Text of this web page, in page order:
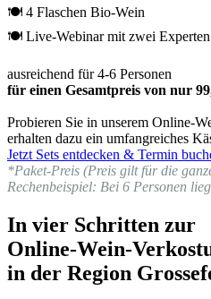
🍽 4 Flaschen Bio-Wein
🍽 Live-Webinar mit zwei Experten
ausreichend für 4-6 Personen
für einen Gesamtpreis von nur
Probieren Sie in unserem Online-
erhalten dazu ein umfangreiches
Jetzt Sets entdecken & Termin
*Paket-Preis (Preis gilt für die
Rechenbeispiel: Bei 6 Personen
In vier Schritten zur
Online-Wein-
in der Region